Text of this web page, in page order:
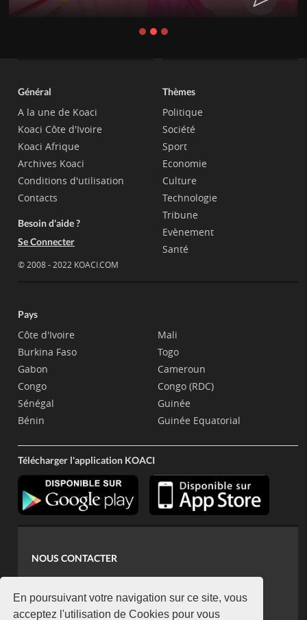
En poursuivant votre navigation sur ce site, vous
acceptez l'utilisation de Cookies pour vous
Général
A la une de Koaci
Koaci Côte d'Ivoire
Koaci Afrique
Archives Koaci
Conditions d'utilisation
Contacts
Besoin d'aide ?
Se Connecter
© 2008 - 2022 KOACI.COM
Thèmes
Politique
Société
Sport
Economie
Culture
Technologie
Tribune
Evènement
Santé
Pays
Côte d'Ivoire
Burkina Faso
Gabon
Congo
Sénégal
Bénin
Mali
Togo
Cameroun
Congo (RDC)
Guinée
Guinée Equatorial
Télécharger l'application KOACI
NOUS CONTACTER
koaci@yahoo.fr